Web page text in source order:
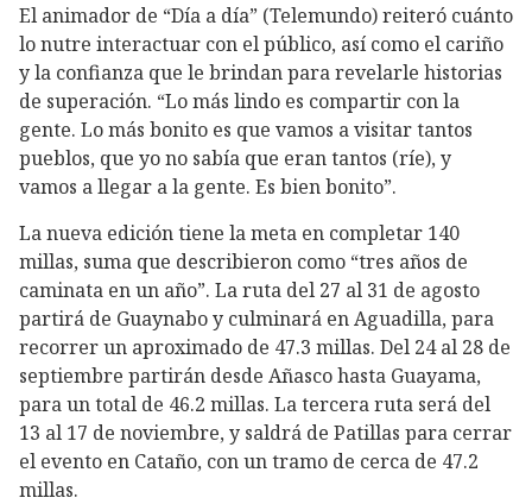
El animador de “Día a día” (Telemundo) reiteró cuánto
lo nutre interactuar con el público, así como el cariño
y la confianza que le brindan para revelarle historias
de superación. “Lo más lindo es compartir con la
gente. Lo más bonito es que vamos a visitar tantos
pueblos, que yo no sabía que eran tantos (ríe), y
vamos a llegar a la gente. Es bien bonito”.
La nueva edición tiene la meta en completar 140
millas, suma que describieron como “tres años de
caminata en un año”. La ruta del 27 al 31 de agosto
partirá de Guaynabo y culminará en Aguadilla, para
recorrer un aproximado de 47.3 millas. Del 24 al 28 de
septiembre partirán desde Añasco hasta Guayama,
para un total de 46.2 millas. La tercera ruta será del
13 al 17 de noviembre, y saldrá de Patillas para cerrar
el evento en Cataño, con un tramo de cerca de 47.2
millas.